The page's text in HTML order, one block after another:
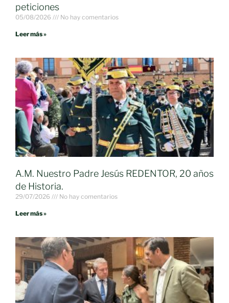
peticiones
05/08/2026 No hay comentarios
Leer más »
A.M. Nuestro Padre Jesús REDENTOR, 20 años
de Historia.
29/07/2026 No hay comentarios
Leer más »